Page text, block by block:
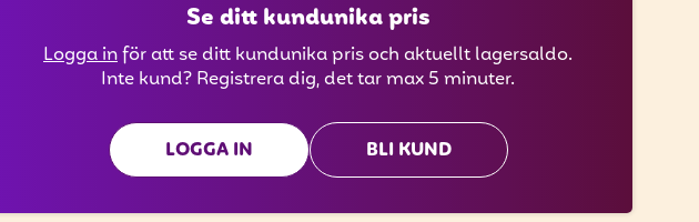
Se ditt kundunika pris
Logga inför att se ditt kundunika pris och aktuellt lagersaldo.
Inte kund? Registrera dig, det tar max 5 minuter.
LOGGA IN BLI KUND